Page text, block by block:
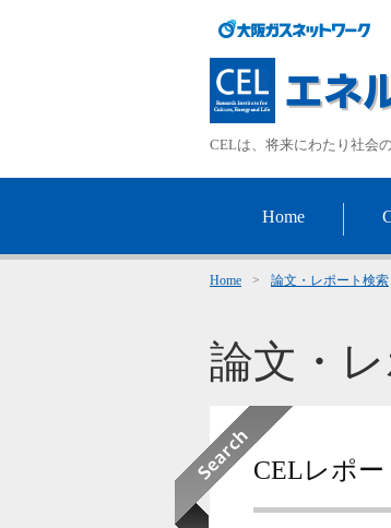
CELは、将来にわたり社会
Home
Home > 論文・レポート検索
論文・
CELレポー